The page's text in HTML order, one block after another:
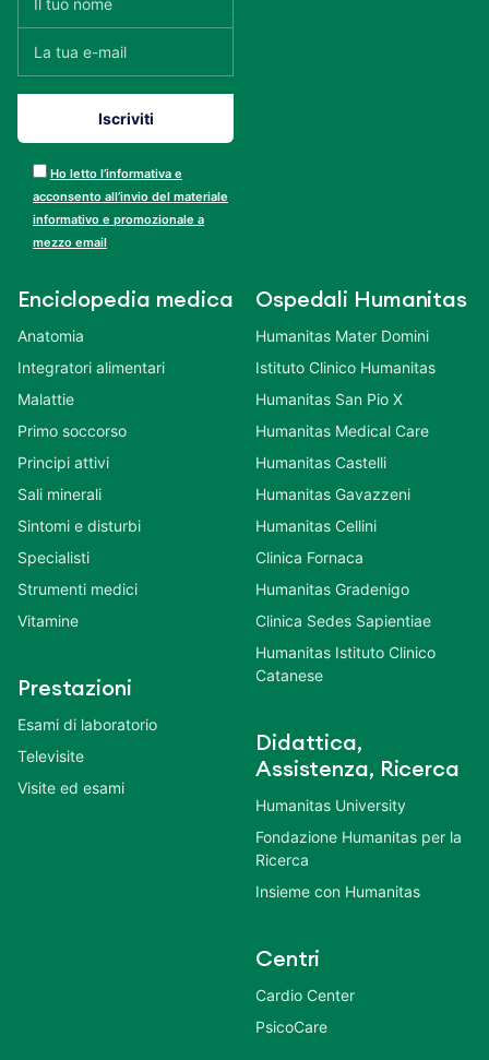
Ho letto l’informativa e
acconsento all’invio del materiale
informativo e promozionale a
mezzo email
Enciclopedia medica
Anatomia
Integratori alimentari
Malattie
Primo soccorso
Principi attivi
Sali minerali
Sintomi e disturbi
Specialisti
Strumenti medici
Vitamine
Prestazioni
Esami di laboratorio
Televisite
Visite ed esami
Ospedali Humanitas
Humanitas Mater Domini
Istituto Clinico Humanitas
Humanitas San Pio X
Humanitas Medical Care
Humanitas Castelli
Humanitas Gavazzeni
Humanitas Cellini
Clinica Fornaca
Humanitas Gradenigo
Clinica Sedes Sapientiae
Humanitas Istituto Clinico
Catanese
Didattica,
Assistenza, Ricerca
Humanitas University
Fondazione Humanitas per la
Ricerca
Insieme con Humanitas
Centri
Cardio Center
PsicoCare